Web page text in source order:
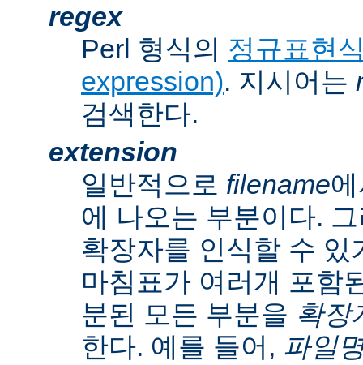
regex
Perl 형식의 정규표현
expression). 지시어는
검색한다.
extension
일반적으로 filename
에 나오는 부분이다.
확장자를 인식할 수
마침표가 여러개 포함
분된 모든 부분을 확장
한다. 예를 들어, 파일